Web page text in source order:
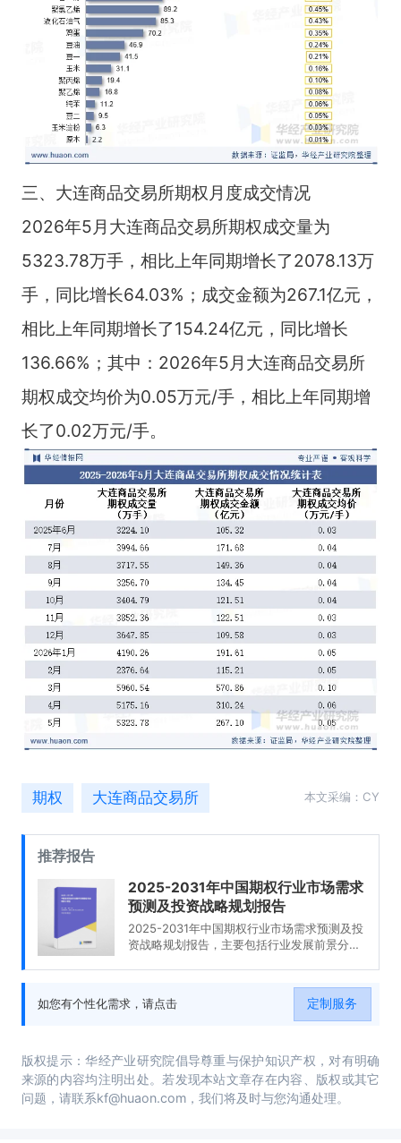
三、大连商品交易所期权月度成交情况
2026年5月大连商品交易所期权成交量为
5323.78万手，相比上年同期增长了2078.13万
手，同比增长64.03%；成交金额为267.1亿元，
相比上年同期增长了154.24亿元，同比增长
136.66%；其中：2026年5月大连商品交易所
期权成交均价为0.05万元/手，相比上年同期增
长了0.02万元/手。
期权 大连商品交易所 本文采编：CY
推荐报告
2025-2031年中国期权行业市场需求
预测及投资战略规划报告
2025-2031年中国期权行业市场需求预测及投
资战略规划报告，主要包括行业发展前景分
如您有个性化需求，请点击
定制服务
版权提示：华经产业研究院倡导尊重与保护知识产权，对有明确
来源的内容均注明出处。若发现本站文章存在内容、版权或其它
问题，请联系kf@huaon.com，我们将及时与您沟通处理。